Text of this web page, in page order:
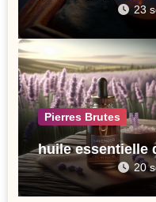
23
Pierres Brutes
huile essentielle
20